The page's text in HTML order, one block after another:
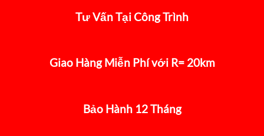
Tư Vấn Tại Công Trình
Giao Hàng Miễn Phí với R= 20km
Bảo Hành 12 Tháng